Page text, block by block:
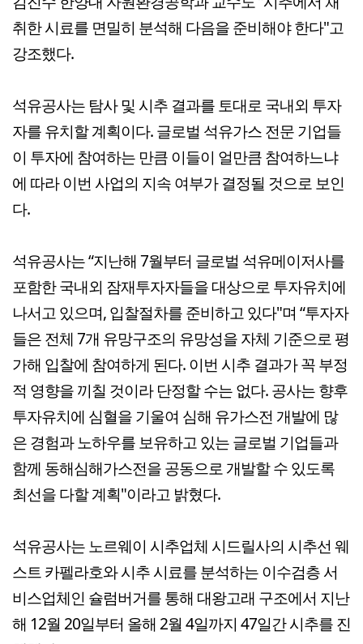
취한 시료를 면밀히 분석해 다음을 준비해야 한다"고
강조했다.
석유공사는 탐사 및 시추 결과를 토대로 국내외 투자
자를 유치할 계획이다. 글로벌 석유가스 전문 기업들
이 투자에 참여하는 만큼 이들이 얼만큼 참여하느냐
에 따라 이번 사업의 지속 여부가 결정될 것으로 보인
다.
석유공사는 “지난해 7월부터 글로벌 석유메이저사를
포함한 국내외 잠재투자자들을 대상으로 투자유치에
나서고 있으며, 입찰절차를 준비하고 있다"며 “투자자
들은 전체 7개 유망구조의 유망성을 자체 기준으로 평
가해 입찰에 참여하게 된다. 이번 시추 결과가 꼭 부정
적 영향을 끼칠 것이라 단정할 수는 없다. 공사는 향후
투자유치에 심혈을 기울여 심해 유가스전 개발에 많
은 경험과 노하우를 보유하고 있는 글로벌 기업들과
함께 동해심해가스전을 공동으로 개발할 수 있도록
최선을 다할 계획"이라고 밝혔다.
석유공사는 노르웨이 시추업체 시드릴사의 시추선 웨
스트 카펠라호와 시추 시료를 분석하는 이수검층 서
비스업체인 슐럼버거를 통해 대왕고래 구조에서 지난
해 12월 20일부터 올해 2월 4일까지 47일간 시추를 진